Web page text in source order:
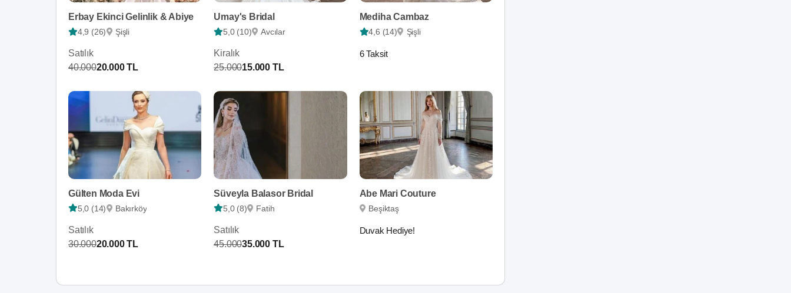
Erbay Ekinci Gelinlik & Abiye
4,9 (26) Şişli
Satılık
40.00020.000 TL
Umay's Bridal
5,0 (10) Avcılar
Kiralık
25.00015.000 TL
Mediha Cambaz
4,6 (14) Şişli
6 Taksit
Gülten Moda Evi
5,0 (14) Bakırköy
Satılık
30.00020.000 TL
Süveyla Balasor Bridal
5,0 (8) Fatih
Satılık
45.00035.000 TL
Abe Mari Couture
Beşiktaş
Duvak Hediye!